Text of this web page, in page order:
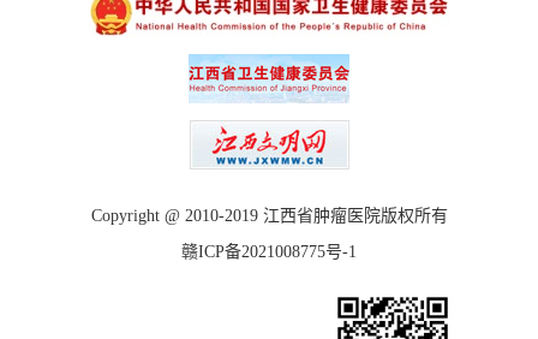
Copyright @ 2010-2019 江西省肿瘤医院版权所有
赣ICP备2021008775号-1